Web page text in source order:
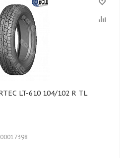
LT-610 104/102 R TL